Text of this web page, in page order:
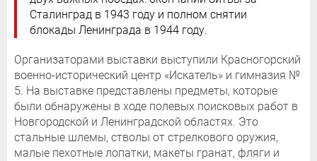
Сталинград в 1943 году и полном снятии
блокады Ленинграда в 1944 году.
Организаторами выставки выступили Красногорский
военно-исторический центр «Искатель» и гимназия №
5. На выставке представлены предметы, которые
были обнаружены в ходе полевых поисковых работ в
Новгородской и Ленинградской областях. Это
стальные шлемы, стволы от стрелкового оружия,
малые пехотные лопатки, макеты гранат, фляги и